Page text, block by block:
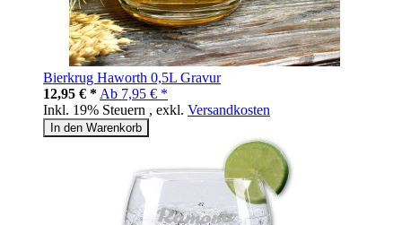
Bierkrug Haworth 0,5L Gravur
12,95 € * Ab 7,95 € *
Inkl. 19% Steuern , exkl. Versandkosten
In den Warenkorb